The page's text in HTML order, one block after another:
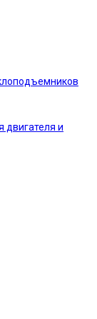
двигателя и